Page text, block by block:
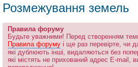
Розмежування земель
Правила форуму
Будьте уважними! Перед створенням
Правила форуму і ще раз перевірте, чи
які дублюють інші, видаляються без
які містять не прихований адрес E-mail,